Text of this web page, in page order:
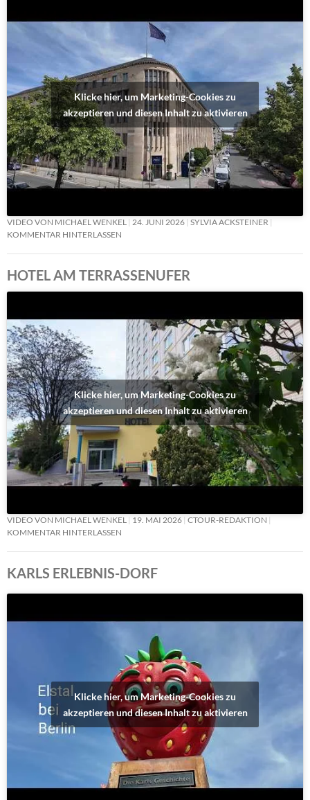
Klicke hier, um Marketing-Cookies zu
akzeptieren und diesen Inhalt zu aktivieren
VIDEO VON MICHAEL WENKEL 24. JUNI 2026 SYLVIA ACKSTEINER
KOMMENTAR HINTERLASSEN
HOTEL AM TERRASSENUFER
Klicke hier, um Marketing-Cookies zu
akzeptieren und diesen Inhalt zu aktivieren
VIDEO VON MICHAEL WENKEL 19. MAI 2026 CTOUR-REDAKTION
KOMMENTAR HINTERLASSEN
KARLS ERLEBNIS-DORF
Klicke hier, um Marketing-Cookies zu
akzeptieren und diesen Inhalt zu aktivieren